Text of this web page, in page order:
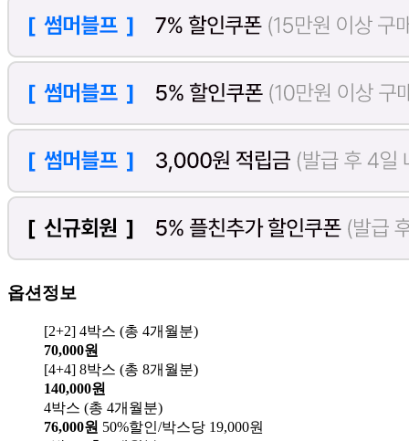
옵션정보
[2+2] 4박스 (총 4개월분)
70,000원
[4+4] 8박스 (총 8개월분)
140,000원
4박스 (총 4개월분)
76,000원 50%할인/박스당 19,000원